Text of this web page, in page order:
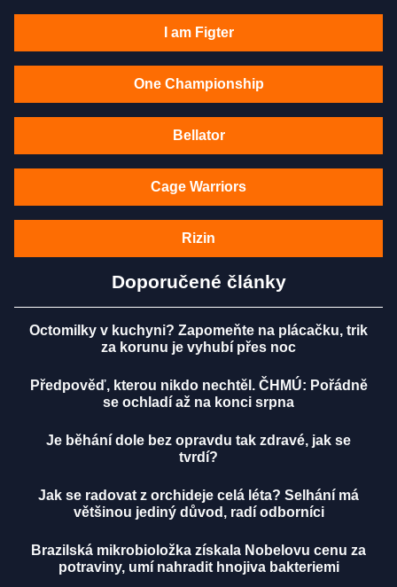
I am Figter
One Championship
Bellator
Cage Warriors
Rizin
Doporučené články
Octomilky v kuchyni? Zapomeňte na plácačku, trik
za korunu je vyhubí přes noc
Předpověď, kterou nikdo nechtěl. ČHMÚ: Pořádně
se ochladí až na konci srpna
Je běhání dole bez opravdu tak zdravé, jak se
tvrdí?
Jak se radovat z orchideje celá léta? Selhání má
většinou jediný důvod, radí odborníci
Brazilská mikrobioložka získala Nobelovu cenu za
potraviny, umí nahradit hnojiva bakteriemi